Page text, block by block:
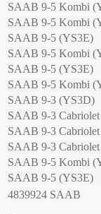
SAAB 9-5 Kombi
SAAB 9-5 Kombi
SAAB 9-5 (YS3E)
SAAB 9-5 Kombi
SAAB 9-5 (YS3E)
SAAB 9-5 Kombi
SAAB 9-3 (YS3D)
SAAB 9-3
SAAB 9-3
SAAB 9-3
SAAB 9-5 Kombi
SAAB 9-5 (YS3E)
4839924 SAAB